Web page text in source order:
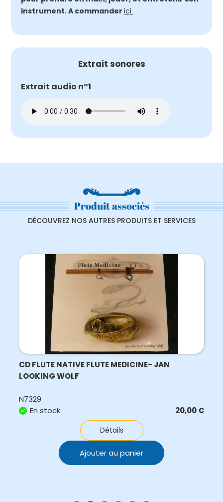
instrument. A commanderici.
Extrait sonores
Extrait audio n°1
Produit associés
DÉCOUVREZ NOS AUTRES PRODUITS ET SERVICES
CD FLUTE NATIVE FLUTE MEDICINE- JAN
LOOKING WOLF
N7329
En stock
20,00€
Détails
Ajouter au panier